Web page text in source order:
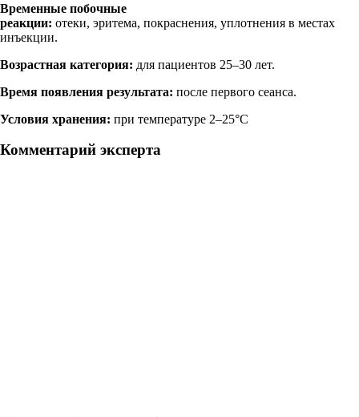
Временные побочные
реакции: отеки, эритема, покраснения, уплотнения в местах
инъекции.
Возрастная категория: для пациентов 25–30 лет.
Время появления результата: после первого сеанса.
Условия хранения: при температуре 2–25°С
Комментарий эксперта